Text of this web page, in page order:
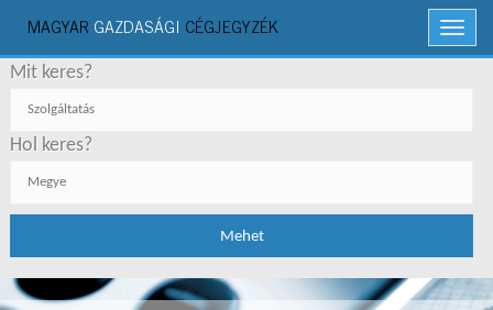
Menü
MAGYAR GAZDASÁGI CÉGJEGYZÉK
Mit keres?
Hol keres?